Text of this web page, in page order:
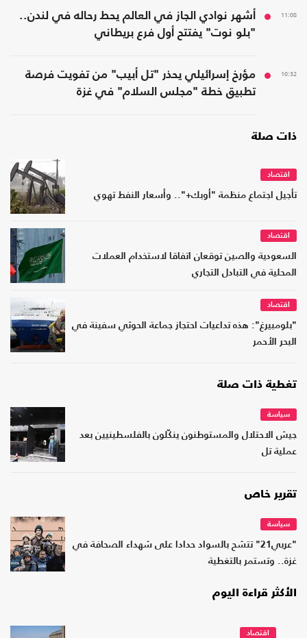
11:08
أشهر نوادي الجاز في العالم يحط رحاله في لندن..
"بلو نوت" يفتتح أول فرع بريطاني
10:32
مؤرخ إسرائيلي يحذر "تل أبيب" من تفويت فرصة
تطبيق خطة "مجلس السلام" في غزة
ذات صلة
اقتصاد
تأجيل اجتماع منظمة "أوبك+".. وأسعار النفط تهوي
اقتصاد
السعودية والصين توقعان اتفاقا لاستخدام العملات
المحلية في التبادل التجاري
اقتصاد
"بلومبيرغ": هذه تداعيات احتجاز جماعة الحوثي سفينة في
البحر الأحمر
تغطية ذات صلة
سياسة
جيش الاحتلال والمستوطنون ينكّلون بالفلسطينيين بعد
عملية تل
تقرير خاص
سياسة
"عربي21" تتشح بالسواد حدادا على شهداء الصحافة في
غزة.. وتستمر بالتغطية
الأكثر قراءة اليوم
اقتصاد